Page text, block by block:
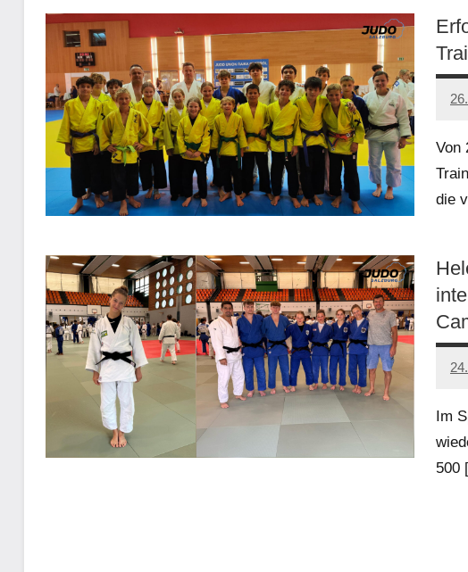
Von
die
Im
500